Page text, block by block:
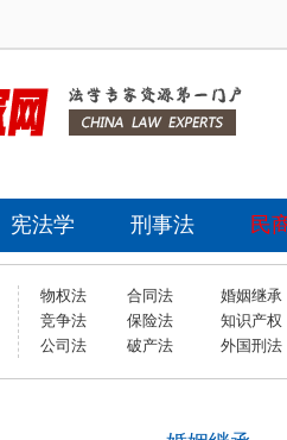
宪法学 刑事法 民
物权法 合同法
婚姻继承
竞争法 保险法
知识产权
公司法 破产法 外国刑法